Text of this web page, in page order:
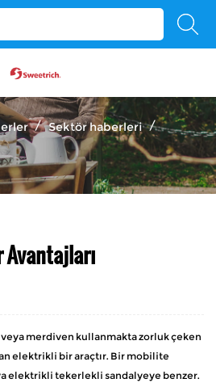
/ Sektör haberleri /
merdiven kullanmakta zorluk çeken
elektrikli bir araçtır. Bir mobilite
elektrikli tekerlekli sandalyeye benzer.